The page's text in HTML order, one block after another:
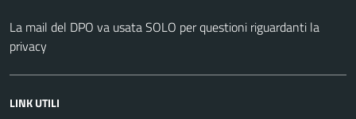
La mail del DPO va usata SOLO per questioni riguardanti la
privacy
LINK UTILI